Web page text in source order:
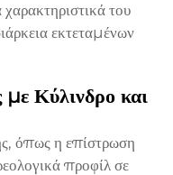
του
εκτεταμένων
Κύλινδρο και
όπως η επίστρωση
προφίλ σε